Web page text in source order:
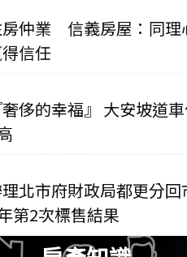
市永和區環河西路二段
年07月 成交
央央
年
小西華
年07 月 成交
捷豹
市中山區長春路
仲業 信義房屋：同理
信任
侈的幸福』 大安坡道
北市府財政局都更分回
第2次標售結果